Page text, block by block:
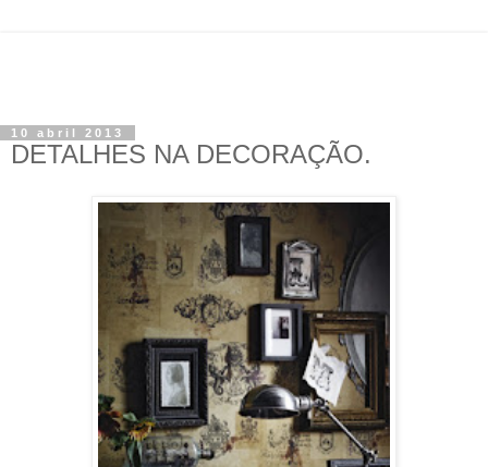
10 abril 2013
DETALHES NA DECORAÇÃO.